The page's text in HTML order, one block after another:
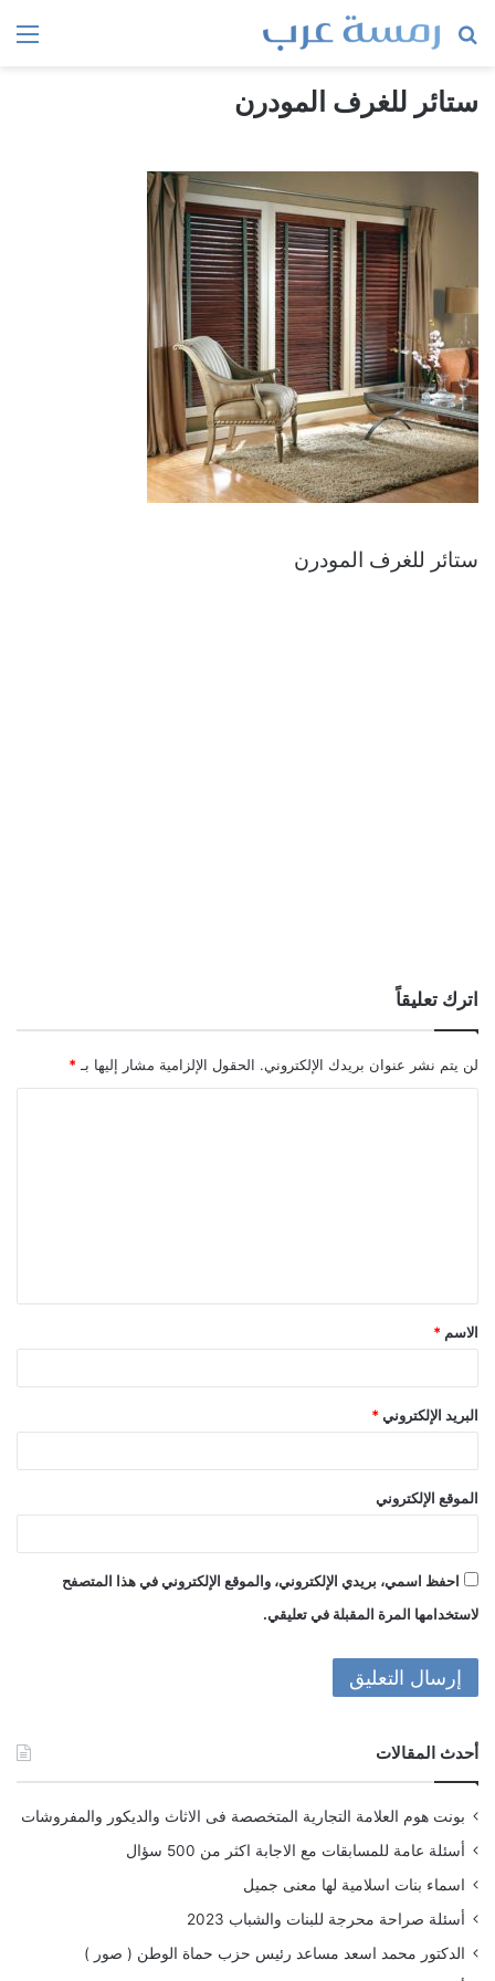
بحث
ستائر للغرف المودرن
ستائر للغرف المودرن
اترك تعليقاً
لن يتم نشر عنوان بريدك الإلكتروني. الحقول الإلزامية مشار إليها بـ *
ق
*
الاسم *
البريد الإلكتروني *
الموقع الإلكتروني
احفظ اسمي، بريدي الإلكتروني، والموقع الإلكتروني في هذا المتصفح
لاستخدامها المرة المقبلة في تعليقي.
أحدث المقالات
بونت هوم العلامة التجارية المتخصصة فى الاثاث والديكور والمفروشات
أسئلة عامة للمسابقات مع الاجابة اكثر من 500 سؤال
اسماء بنات اسلامية لها معنى جميل
أسئلة صراحة محرجة للبنات والشباب 2023
الدكتور محمد اسعد مساعد رئيس حزب حماة الوطن ( صور )